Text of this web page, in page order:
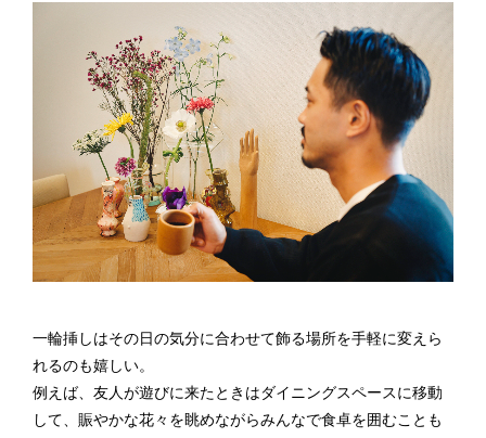
一輪挿しはその日の気分に合わせて飾る場所を手軽に変えら
れるのも嬉しい。
例えば、友人が遊びに来たときはダイニングスペースに移動
して、賑やかな花々を眺めながらみんなで食卓を囲むことも